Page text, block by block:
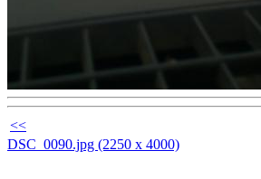
<<
DSC_0090.jpg (2250 x 4000)